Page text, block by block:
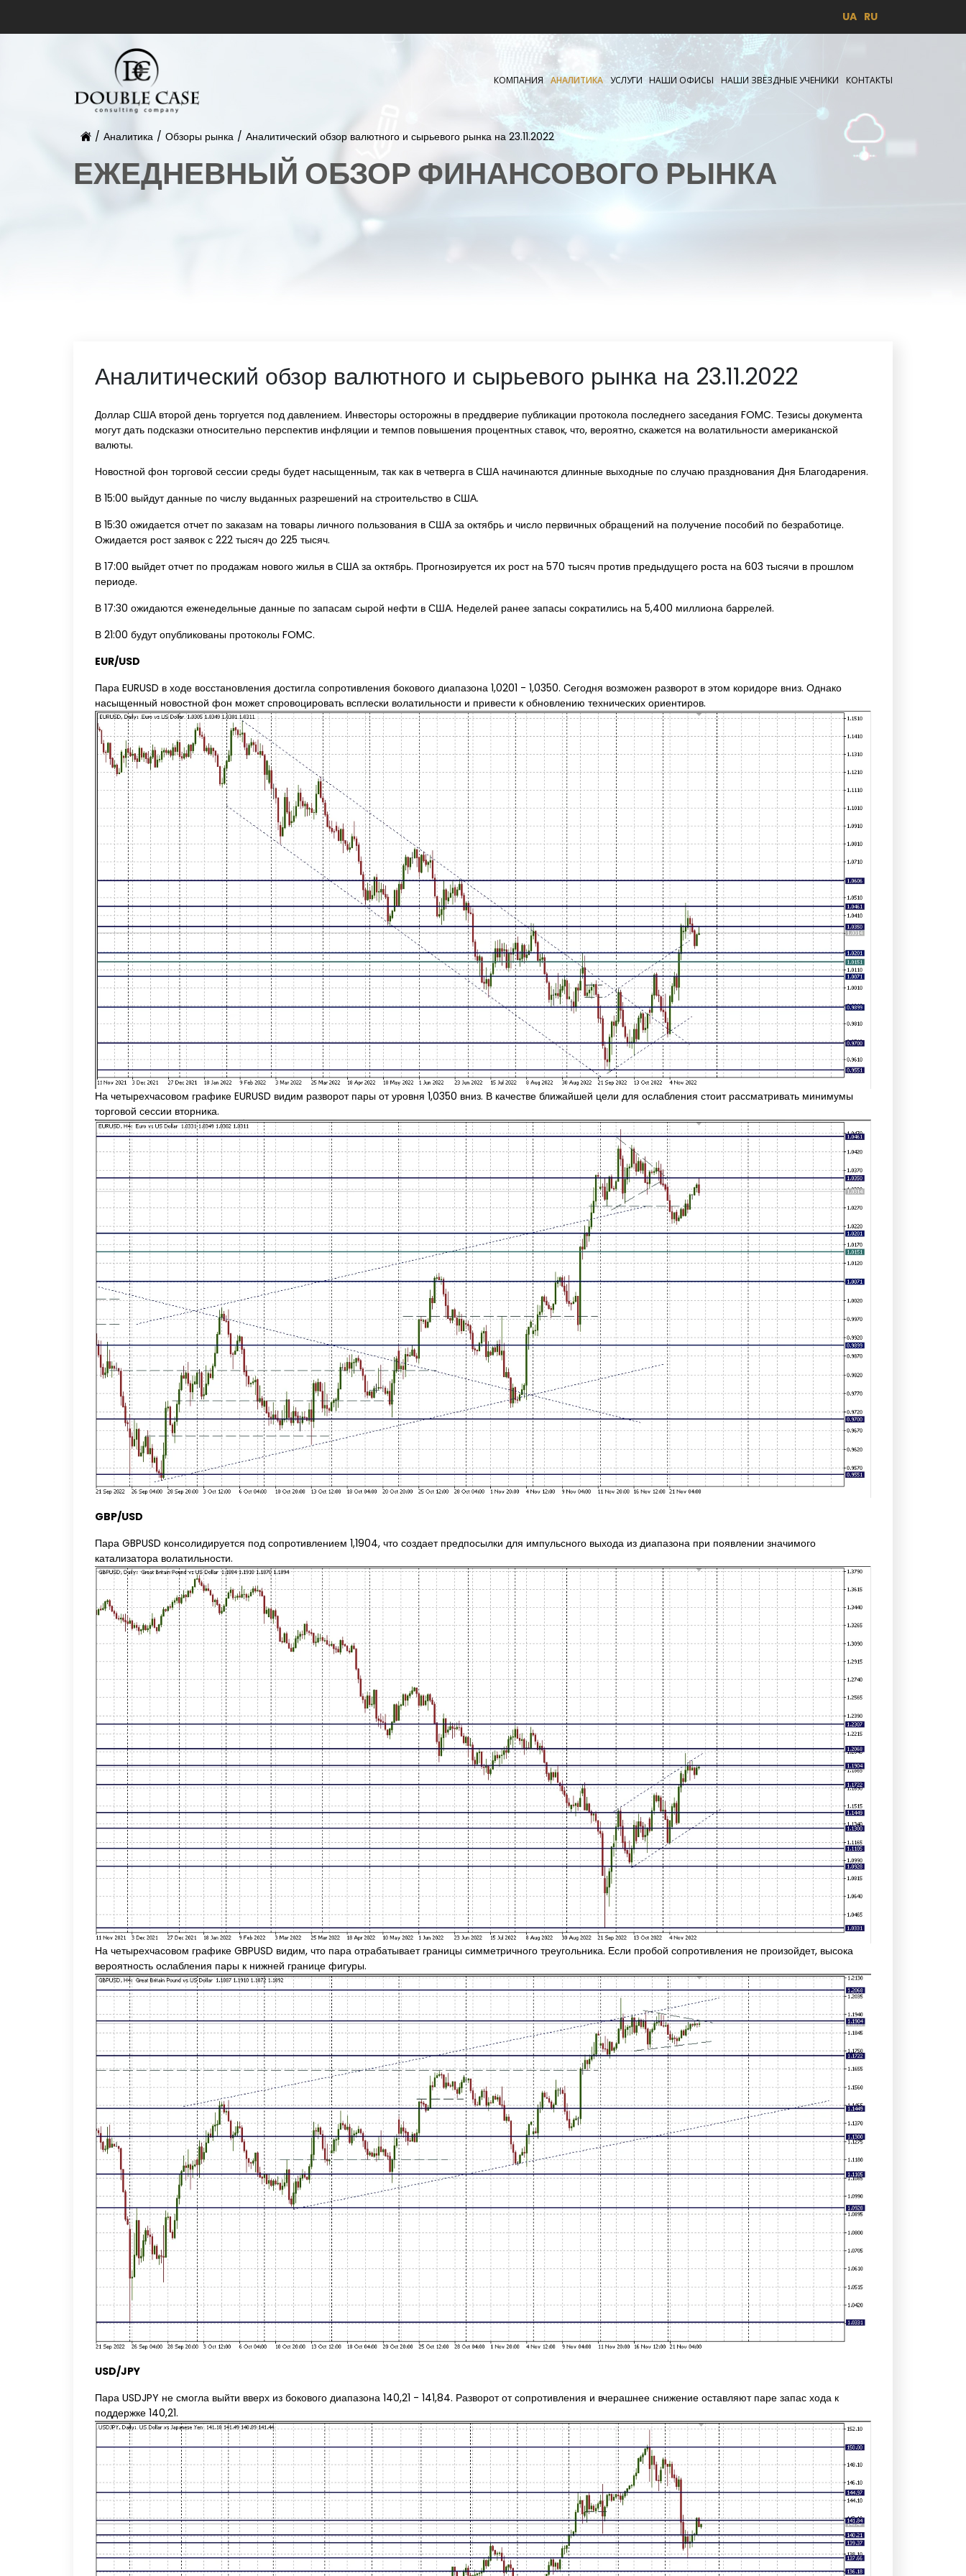
UA RU
КОМПАНИЯ АНАЛИТИКА УСЛУГИ НАШИ ОФИСЫ НАШИ ЗВЁЗДНЫЕ УЧЕНИКИ КОНТАКТЫ
/ Аналитика / Обзоры рынка / Аналитический обзор валютного и сырьевого рынка на 23.11.2022
ЕЖЕДНЕВНЫЙ ОБЗОР ФИНАНСОВОГО РЫНКА
Аналитический обзор валютного и сырьевого рынка на 23.11.2022
Доллар США второй день торгуется под давлением. Инвесторы осторожны в преддверие публикации протокола последнего заседания FOMC. Тезисы документа
могут дать подсказки относительно перспектив инфляции и темпов повышения процентных ставок, что, вероятно, скажется на волатильности американской
валюты.
Новостной фон торговой сессии среды будет насыщенным, так как в четверга в США начинаются длинные выходные по случаю празднования Дня Благодарения.
В 15:00 выйдут данные по числу выданных разрешений на строительство в США.
В 15:30 ожидается отчет по заказам на товары личного пользования в США за октябрь и число первичных обращений на получение пособий по безработице.
Ожидается рост заявок с 222 тысяч до 225 тысяч.
В 17:00 выйдет отчет по продажам нового жилья в США за октябрь. Прогнозируется их рост на 570 тысяч против предыдущего роста на 603 тысячи в прошлом
периоде.
В 17:30 ожидаются еженедельные данные по запасам сырой нефти в США. Неделей ранее запасы сократились на 5,400 миллиона баррелей.
В 21:00 будут опубликованы протоколы FOMC.
EUR/USD
Пара EURUSD в ходе восстановления достигла сопротивления бокового диапазона 1,0201 - 1,0350. Сегодня возможен разворот в этом коридоре вниз. Однако
насыщенный новостной фон может спровоцировать всплески волатильности и привести к обновлению технических ориентиров.
На четырехчасовом графике EURUSD видим разворот пары от уровня 1,0350 вниз. В качестве ближайшей цели для ослабления стоит рассматривать минимумы
торговой сессии вторника.
GBP/USD
Пара GBPUSD консолидируется под сопротивлением 1,1904, что создает предпосылки для импульсного выхода из диапазона при появлении значимого
катализатора волатильности.
На четырехчасовом графике GBPUSD видим, что пара отрабатывает границы симметричного треугольника. Если пробой сопротивления не произойдет, высока
вероятность ослабления пары к нижней границе фигуры.
USD/JPY
Пара USDJPY не смогла выйти вверх из бокового диапазона 140,21 - 141,84. Разворот от сопротивления и вчерашнее снижение оставляют паре запас хода к
поддержке 140,21.